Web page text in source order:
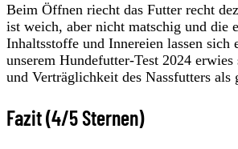
Beim Öffnen riecht das Futter recht
ist weich, aber nicht matschig und die
Inhaltsstoffe und Innereien lassen sich
unserem Hundefutter-Test 2024
und Verträglichkeit des Nassfutters als
Fazit (4/5 Sternen)